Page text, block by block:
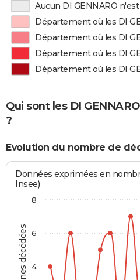
Aucun DI GENNARO
Département où les DI
Département où les DI
Département où les DI
Département où les DI
Qui sont les DI
?
Evolution du nombre de
Données exprimées en
Insee)
4
6
8